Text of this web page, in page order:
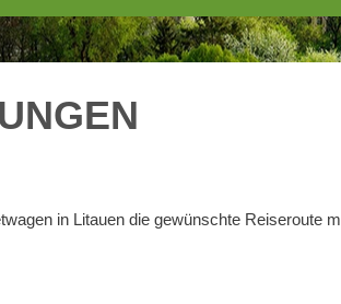
in Litauen die gewünschte Reiseroute